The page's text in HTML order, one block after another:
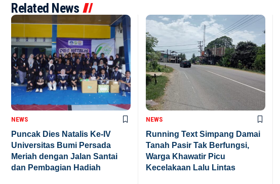
Related News
NEWS
Puncak Dies Natalis Ke-IV
Universitas Bumi Persada
Meriah dengan Jalan Santai
dan Pembagian Hadiah
NEWS
Running Text Simpang Damai
Tanah Pasir Tak Berfungsi,
Warga Khawatir Picu
Kecelakaan Lalu Lintas